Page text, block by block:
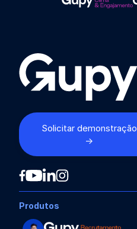
Solicitar demonstração
→
Produtos